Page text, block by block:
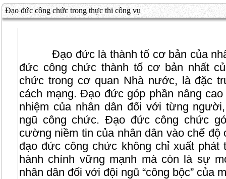
Đạo đức công chức trong thực thi công vụ
Đạo đức là thành tố cơ bản của
đức công chức thành tố cơ bản nhất
chức trong cơ quan Nhà nước, là đặc
cách mạng. Đạo đức góp phần nâng
nhiệm của nhân dân đối với từng
ngũ công chức. Đạo đức công chức
cường niềm tin của nhân dân vào chế
đạo đức công chức không chỉ xuất
hành chính vững mạnh mà còn là sự
nhân dân đối với đội ngũ “công bộc” của